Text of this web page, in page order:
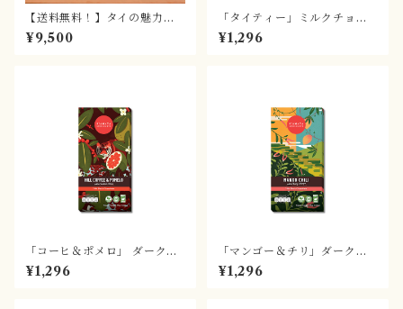
【送料無料！】タイの魅力が
詰まったチョコレートセット
（８つのフレーバー）
¥9,500
「タイティー」ミルクチョコ
レート
¥1,296
「コーヒ＆ポメロ」 ダークチ
ョコレート70%
¥1,296
「マンゴー＆チリ」ダークチ
ョコレート70%
¥1,296